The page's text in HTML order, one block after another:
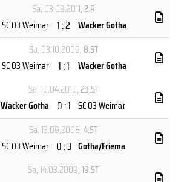
Sa, 03.09.2011, 2.R
SC 03 Weimar 1 : 2 Wacker Gotha
Sa, 03.10.2009, 8.ST
SC 03 Weimar
1 : 1
Wacker Gotha
Sa, 10.04.2010, 23.ST
Wacker Gotha 0 : 1 SC 03 Weimar
Sa, 13.09.2008, 4.ST
SC 03 Weimar 0 : 3 Gotha/Friema
Sa, 14.03.2009, 19.ST